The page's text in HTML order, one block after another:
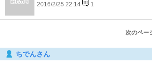
2016/2/25 22:14 1
次のペー
ちでんさん